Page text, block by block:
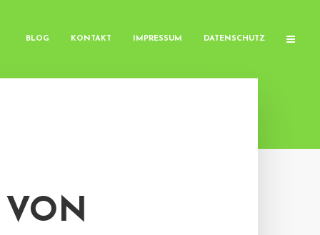
BLOG KONTAKT IMPRESSUM DATENSCHUTZ